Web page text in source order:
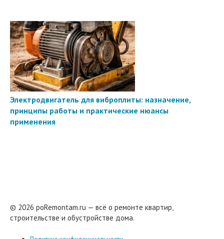
Электродвигатель для виброплиты: назначение,
принципы работы и практические нюансы
применения
© 2026 poRemontam.ru — всё о ремонте квартир,
строительстве и обустройстве дома.